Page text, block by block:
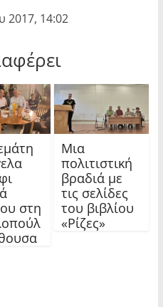
2017, 14:02
στη
Μια
πολιτιστική
βραδιά με
τις σελίδες
του βιβλίου
«Ρίζες»